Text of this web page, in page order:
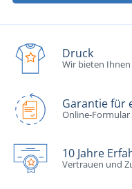
Druck
Wir bieten
Garantie für
Online-
10 Jahre
Vertrauen und